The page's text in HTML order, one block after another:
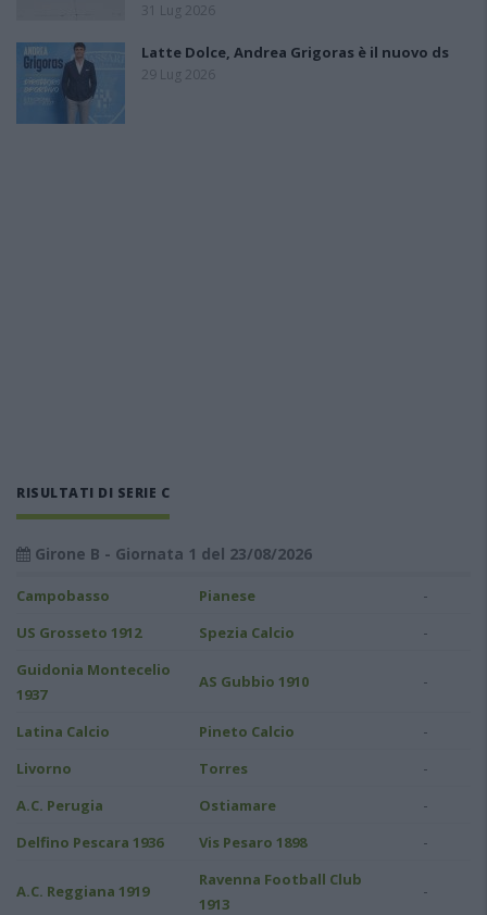
31 Lug 2026
Latte Dolce, Andrea Grigoras è il nuovo ds
29 Lug 2026
RISULTATI DI SERIE C
Girone B - Giornata 1 del 23/08/2026
Campobasso Pianese -
US Grosseto 1912 Spezia Calcio -
Guidonia Montecelio
1937
AS Gubbio 1910 -
Latina Calcio Pineto Calcio -
Livorno Torres -
A.C. Perugia Ostiamare -
Delfino Pescara 1936 Vis Pesaro 1898 -
A.C. Reggiana 1919
Ravenna Football Club
1913
-